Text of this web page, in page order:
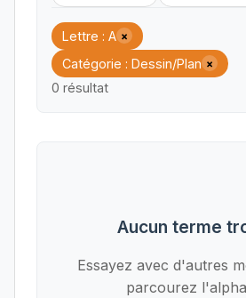
Lettre : A ×
Catégorie : Dessin/Plan ×
0 résultat
Aucun terme
Essayez avec d'autres
parcourez